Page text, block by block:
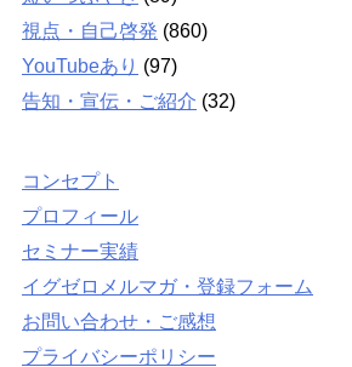
視点・自己啓発 (860)
YouTubeあり (97)
告知・宣伝・ご紹介 (32)
コンセプト
プロフィール
セミナー実績
イグゼロメルマガ・登録フォーム
お問い合わせ・ご感想
プライバシーポリシー